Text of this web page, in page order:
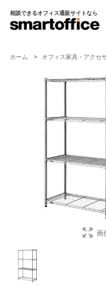
相談できるオフィス通販サイトなら
ホーム オフィス家具・アクセ
画